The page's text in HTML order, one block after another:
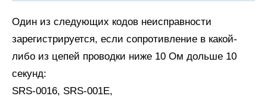
Один из следующих кодов неисправности
зарегистрируется, если сопротивление в какой-
либо из цепей проводки ниже 10 Ом дольше 10
секунд:
SRS-0016, SRS-001E,